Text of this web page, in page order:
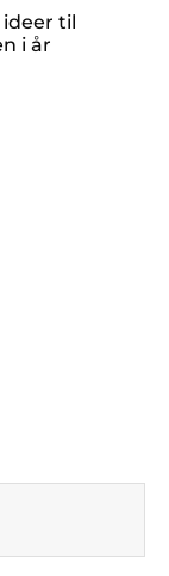
til
i år